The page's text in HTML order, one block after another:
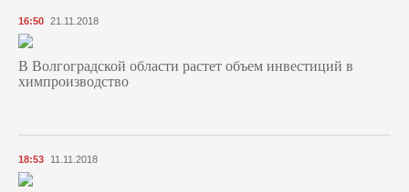
16:50 21.11.2018
В Волгоградской области растет объем инвестиций в
химпроизводство
18:53 11.11.2018